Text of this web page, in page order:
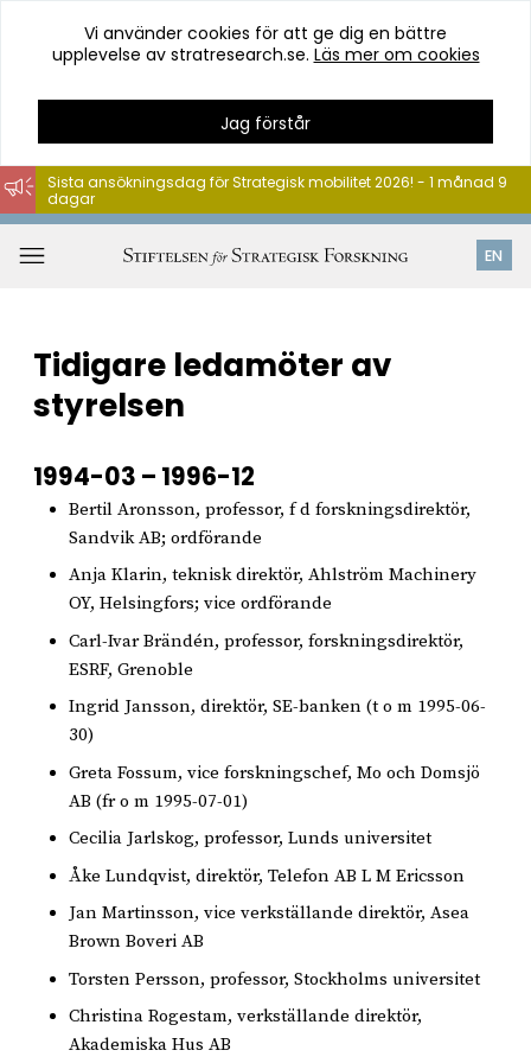
Hoppa
till
innehåll
Vi använder cookies för att ge dig en bättre
upplevelse av stratresearch.se. Läs mer om cookies
Jag förstår
EN
Sista ansökningsdag för Strategisk mobilitet 2026! - 1 månad 9
dagar
Tidigare ledamöter av
styrelsen
1994-03 – 1996-12
Bertil Aronsson, professor, f d forskningsdirektör,
Sandvik AB; ordförande
Anja Klarin, teknisk direktör, Ahlström Machinery
OY, Helsingfors; vice ordförande
Carl-Ivar Brändén, professor, forskningsdirektör,
ESRF, Grenoble
Ingrid Jansson, direktör, SE-banken (t o m 1995-06-
30)
Greta Fossum, vice forskningschef, Mo och Domsjö
AB (fr o m 1995-07-01)
Cecilia Jarlskog, professor, Lunds universitet
Åke Lundqvist, direktör, Telefon AB L M Ericsson
Jan Martinsson, vice verkställande direktör, Asea
Brown Boveri AB
Torsten Persson, professor, Stockholms universitet
Christina Rogestam, verkställande direktör,
Akademiska Hus AB